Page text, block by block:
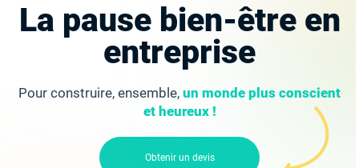
La pause bien-être en
entreprise
Pour construire, ensemble, un monde plus conscient
et heureux !
Obtenir un devis